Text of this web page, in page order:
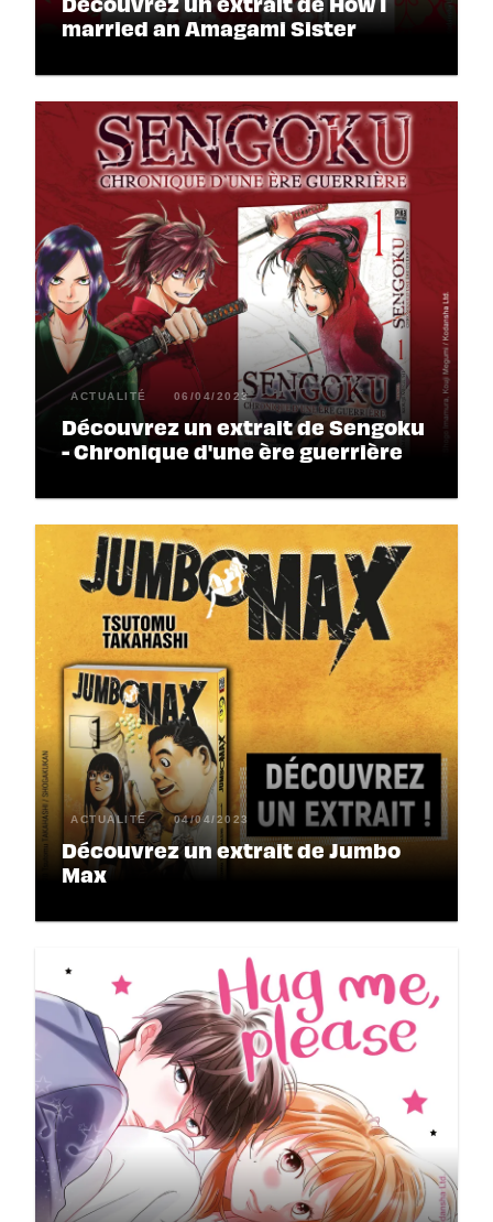
married an Amagami Sister
ACTUALITÉ 06/04/2023
Découvrez un extrait de Sengoku
- Chronique d'une ère guerrière
ACTUALITÉ 04/04/2023
Découvrez un extrait de Jumbo
Max